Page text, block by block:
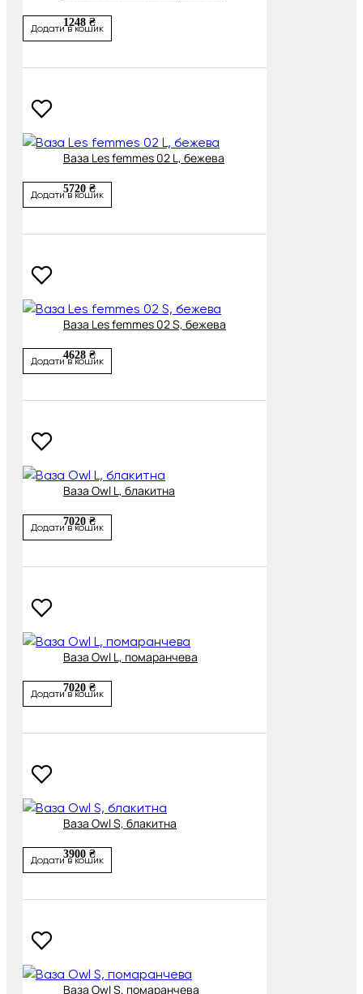
1248 ₴
Додати в кошик
Ваза Les femmes 02 L, бежева
5720 ₴
Додати в кошик
Ваза Les femmes 02 S, бежева
4628 ₴
Додати в кошик
Ваза Owl L, блакитна
7020 ₴
Додати в кошик
Ваза Owl L, помаранчева
7020 ₴
Додати в кошик
Ваза Owl S, блакитна
3900 ₴
Додати в кошик
Ваза Owl S, помаранчева